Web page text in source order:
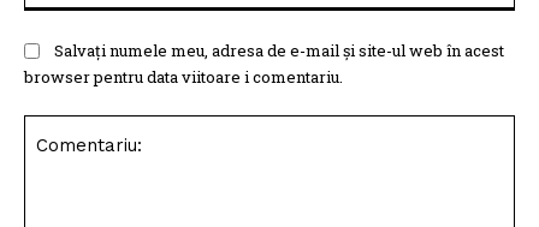
Salvați numele meu, adresa de e-mail și site-ul web în acest
browser pentru data viitoare i comentariu.